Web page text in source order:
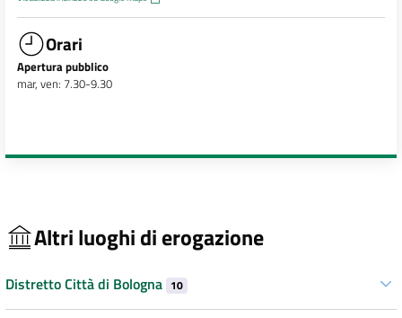
Orari
Apertura pubblico
mar, ven: 7.30-9.30
Altri luoghi di erogazione
Distretto Città di Bologna 10